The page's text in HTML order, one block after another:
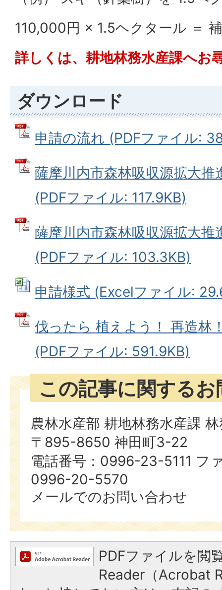
110,000円 × 1.5ヘクタール ＝
詳しくは、耕地林務水産課へお
ダウンロード
申請の流れ (PDFファイル:
薩摩川内市森林吸収源拡大推
(PDFファイル: 117.9KB)
薩摩川内市森林吸収源拡大推
(PDFファイル: 103.3KB)
申請様式 (Excelファイル:
伐ったら 植えよう！ 再造林
(PDFファイル: 591.9KB)
この記事に関する
農林水産部 耕地林務水産課
〒895-8650 神田町3-22
電話番号：0996-23-5111 フ
0996-20-5570
メールでのお問い合わせ
PDFファイルを閲
Reader（Acrobat